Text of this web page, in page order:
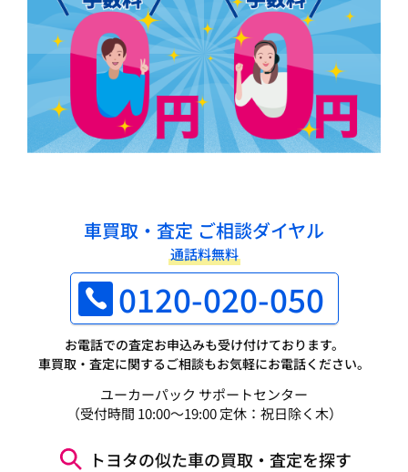
車買取・査定 ご相談ダイヤル
通話料無料
0120-020-050
お電話での査定お申込みも受け付けております。
車買取・査定に関するご相談もお気軽にお電話ください。
ユーカーパック サポートセンター
（受付時間 10:00～19:00 定休：祝日除く木）
トヨタの似た車の買取・査定を探す